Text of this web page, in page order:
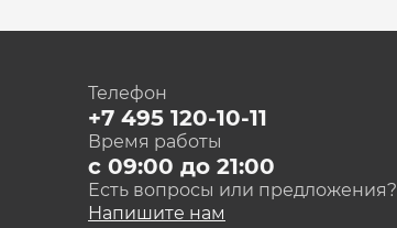
Телефон
+7 495 120-10-11
Время работы
с 09:00 до 21:00
Есть вопросы или предложения?
Напишите нам